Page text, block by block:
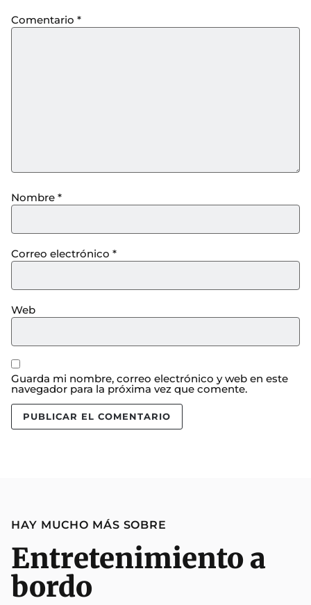
Comentario *
Nombre *
Correo electrónico *
Web
Guarda mi nombre, correo electrónico y web en este
navegador para la próxima vez que comente.
HAY MUCHO MÁS SOBRE
Entretenimiento a
bordo